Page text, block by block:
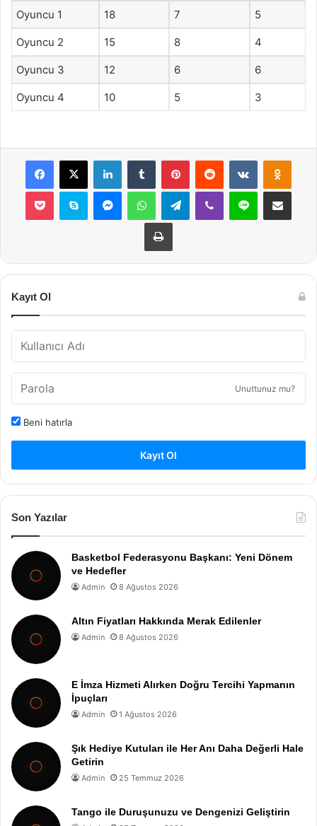
Oyuncu 1 18 7 5
Oyuncu 2 15 8 4
Oyuncu 3 12 6 6
Oyuncu 4 10 5 3
Facebook
X LinkedInTumblr PinterestReddit VKontakte
Pocket Skype MessengerWhatsAppTelegramViber Line E-Posta ile
Yazdır
Kayıt Ol
Unuttunuz mu?
Beni hatırla
Kayıt Ol
Son Yazılar
Basketbol Federasyonu Başkanı: Yeni Dönem
ve Hedefler
Admin 8 Ağustos 2026
Altın Fiyatları Hakkında Merak Edilenler
Admin 8 Ağustos 2026
E İmza Hizmeti Alırken Doğru Tercihi Yapmanın
İpuçları
Admin 1 Ağustos 2026
Şık Hediye Kutuları ile Her Anı Daha Değerli Hale
Getirin
Admin 25 Temmuz 2026
Tango ile Duruşunuzu ve Dengenizi Geliştirin